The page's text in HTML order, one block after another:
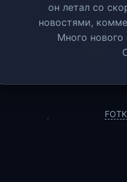
он летал со
новостями,
Много нового